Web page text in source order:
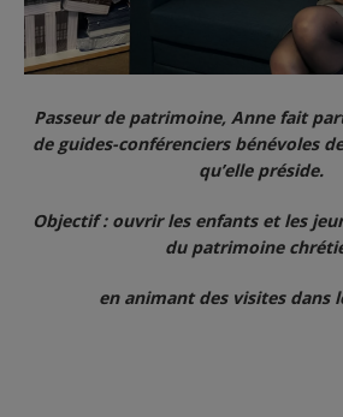
Passeur de patrimoine, Anne fait
de guides-conférenciers bénévoles
qu’elle préside.
Objectif : ouvrir les enfants et les
du patrimoine
en animant des visites dans